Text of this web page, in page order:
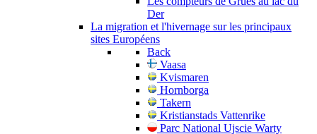
Der
La migration et l'hivernage sur les principaux
sites Européens
Back
Vaasa
Kvismaren
Hornborga
Takern
Kristianstads Vattenrike
Parc National Ujscie Warty